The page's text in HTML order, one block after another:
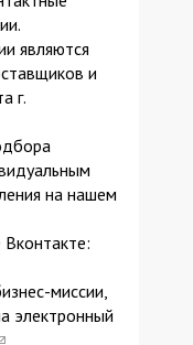
являются
и
г.
на нашем
Вконтакте:
миссии,
электронный